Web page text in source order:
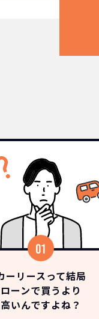
ーリースって結局
ローンで買うより
高いんですよね？